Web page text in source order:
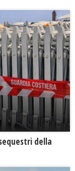
della